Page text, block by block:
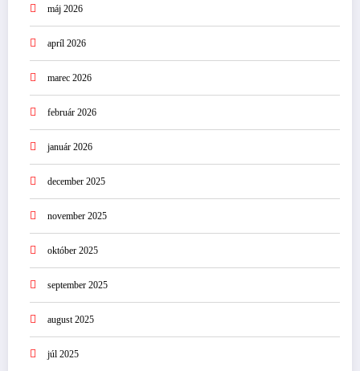
máj 2026
apríl 2026
marec 2026
február 2026
január 2026
december 2025
november 2025
október 2025
september 2025
august 2025
júl 2025